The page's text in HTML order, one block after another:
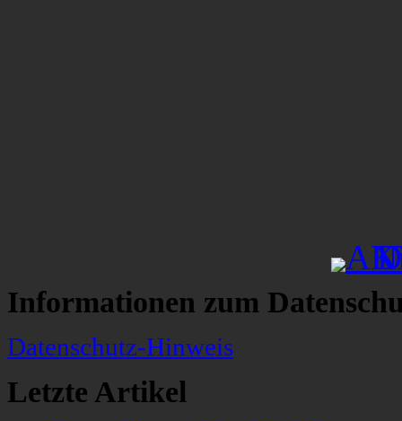
Informationen zum
Datenschutz-Hinweis
Letzte Artikel